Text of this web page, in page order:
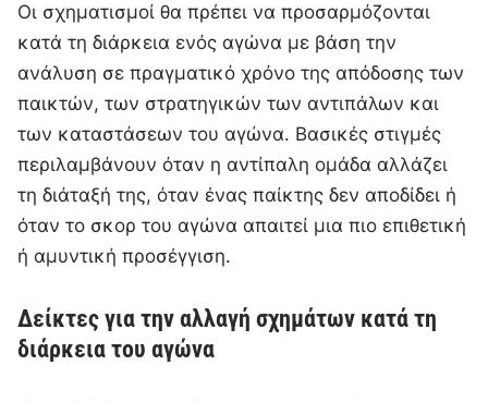
Οι σχηματισμοί θα πρέπει να προσαρμόζονται
κατά τη διάρκεια ενός αγώνα με βάση την
ανάλυση σε πραγματικό χρόνο της απόδοσης των
παικτών, των στρατηγικών των αντιπάλων και
των καταστάσεων του αγώνα. Βασικές στιγμές
περιλαμβάνουν όταν η αντίπαλη ομάδα αλλάζει
τη διάταξή της, όταν ένας παίκτης δεν αποδίδει ή
όταν το σκορ του αγώνα απαιτεί μια πιο επιθετική
ή αμυντική προσέγγιση.
Δείκτες για την αλλαγή σχημάτων κατά τη
διάρκεια του αγώνα